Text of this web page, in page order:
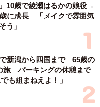
対象になりますか？（出典：
10歳で綾瀬はるかの娘役→
に成長 「メイクで雰囲気
う」
新潟から四国まで 65歳の
旅 パーキングの休憩まで
も組まねえよ！」